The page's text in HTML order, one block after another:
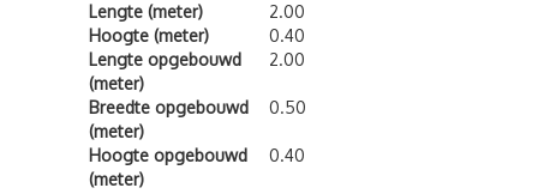
Lengte (meter)
2.00
Hoogte (meter)
0.40
Lengte opgebouwd
(meter)
2.00
Breedte opgebouwd
(meter)
0.50
Hoogte opgebouwd
(meter)
0.40